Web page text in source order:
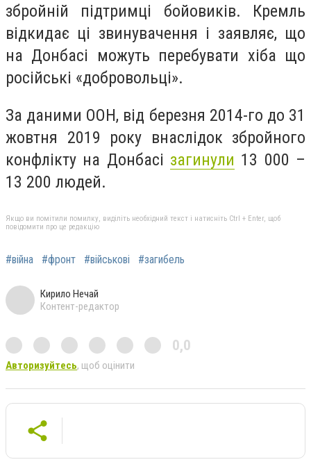
збройній підтримці бойовиків. Кремль
відкидає ці звинувачення і заявляє, що
на Донбасі можуть перебувати хіба що
російські «добровольці».
За даними ООН, від березня 2014-го до 31
жовтня 2019 року внаслідок збройного
конфлікту на Донбасі загинули 13 000 –
13 200 людей.
Якщо ви помітили помилку, виділіть необхідний текст і натисніть Ctrl + Enter, щоб
повідомити про це редакцію
#війна #фронт #військові #загибель
Кирило Нечай
Контент-редактор
0,0
Авторизуйтесь, щоб оцінити